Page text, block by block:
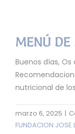
MENÚ
Buenos días,
nutricional de
marzo 6, 2025 |
FUNDACION JOSE